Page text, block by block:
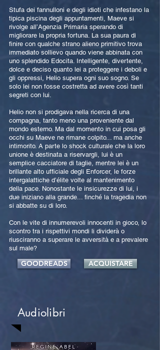
Stufa dei fannulloni e degli idioti che infestano la
tipica piscina degli appuntamenti, Maeve si
rivolge all’Agenzia Primaria sperando di
migliorare la propria fortuna. La sua paura di
finire con qualche strano alieno primitivo trova
immediato sollievo quando viene abbinata con
uno splendido Edocita. Intelligente, divertente,
dolce e deciso quanto lei a proteggere i deboli e
gli oppressi, Helio supera ogni suo sogno. Se
solo lei non fosse costretta ad avere così tanti
segreti con lui.
Helio non si prodigava nella ricerca di una
compagna, tanto meno una proveniente dal
mondo esterno. Ma dal momento in cui posa gli
occhi su Maeve ne rimane colpito... ma anche
intimorito. A parte lo shock culturale che la loro
unione è destinata a riservargli, lui è un
semplice cacciatore di taglie, mentre lei è un
brillante alto ufficiale degli Enforcer, le forze
intergalattiche d’élite volte al mantenimento
della pace. Nonostante le insicurezze di lui, i
due iniziano alla grande... finché la tragedia non
si abbatte su di loro.
Con le vite di innumerevoli innocenti in gioco, lo
scontro tra i rispettivi mondi li dividerà o
riusciranno a superare le avversità e a prevalere
sul male?
GOODREADS ACQUISTARE
Audiolibri